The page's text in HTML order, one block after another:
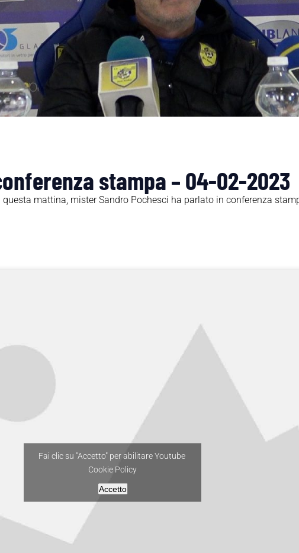
stampa – 04-02-2023
mattina, mister Sandro Pochesci ha parlato in conferenza
Fai clic su "Accetto" per abilitare Youtube
Cookie Policy
Accetto